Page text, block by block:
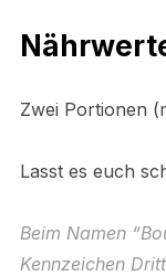
Zwei Portionen
Lasst es euch
Beim Namen
Kennzeichen